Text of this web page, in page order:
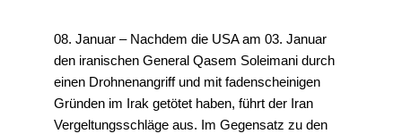
08. Januar – Nachdem die USA am 03. Januar
den iranischen General Qasem Soleimani durch
einen Drohnenangriff und mit fadenscheinigen
Gründen im Irak getötet haben, führt der Iran
Vergeltungsschläge aus. Im Gegensatz zu den